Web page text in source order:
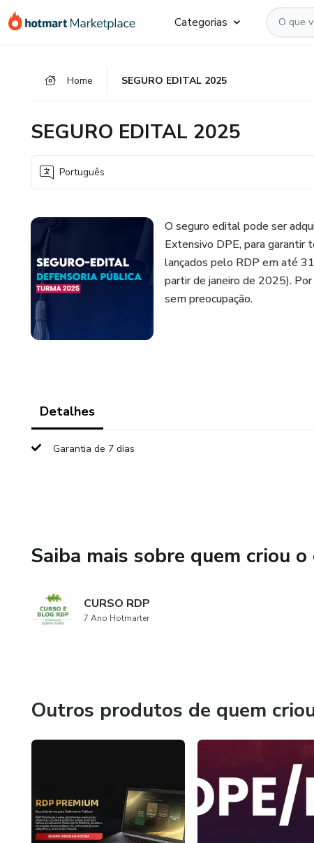
para
para
para
Categorias
Home SEGURO EDITAL 2025
SEGURO EDITAL 2025
Português
O seguro edital pode ser
Extensivo DPE, para garantir
lançados pelo RDP em até
partir de janeiro de 2025).
sem preocupação.
Detalhes
Garantia de 7 dias
Saiba mais sobre quem criou
CURSO RDP
7 Ano Hotmarter
Outros produtos de quem